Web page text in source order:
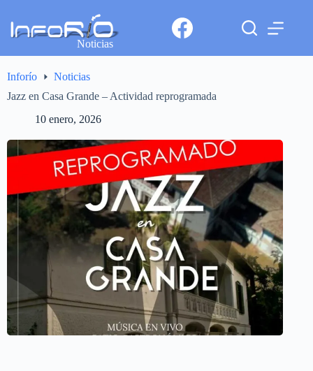
Noticias
Inforío
Noticias
Jazz en Casa Grande – Actividad reprogramada
10 enero, 2026